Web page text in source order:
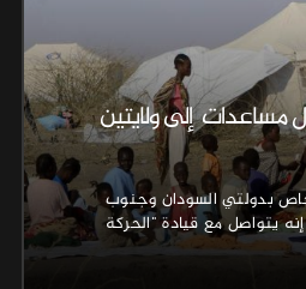
بريطانية تسعى لإيصال مساعدات ‎ إلى ولايتين
بدولتي السودان وجنوب
يتواصل مع قيادة "الحركة